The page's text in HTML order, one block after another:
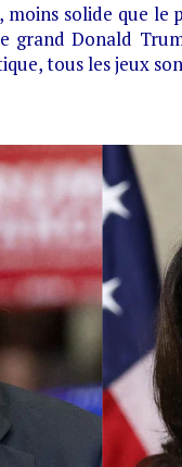
solide que le
grand Donald
tous les jeux